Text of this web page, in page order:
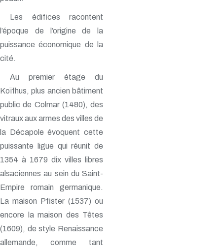
Les édifices racontent
l’époque de l’origine de la
puissance économique de la
cité.
Au premier étage du
Koïfhus, plus ancien bâtiment
public de Colmar (1480), des
vitraux aux armes des villes de
la Décapole évoquent cette
puissante ligue qui réunit de
1354 à 1679 dix villes libres
alsaciennes au sein du Saint-
Empire romain germanique.
La maison Pfister (1537) ou
encore la maison des Têtes
(1609), de style Renaissance
allemande, comme tant